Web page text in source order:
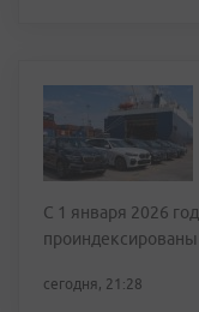
С 1 января 2026
сегодня, 21:28